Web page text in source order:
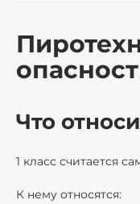
Что
1 класс считается
К нему относятся: